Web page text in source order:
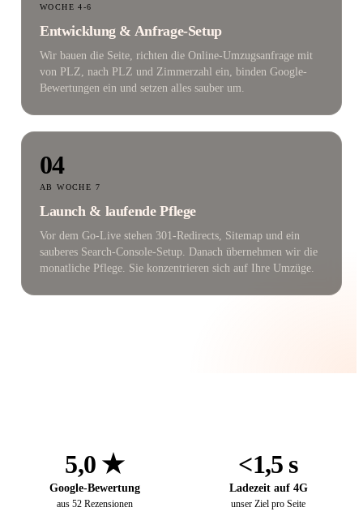
WOCHE 4-6
Entwicklung & Anfrage-Setup
Wir bauen die Seite, richten die Online-Umzugsanfrage mit
von PLZ, nach PLZ und Zimmerzahl ein, binden Google-
Bewertungen ein und setzen alles sauber um.
04
AB WOCHE 7
Launch & laufende Pflege
Vor dem Go-Live stehen 301-Redirects, Sitemap und ein
sauberes Search-Console-Setup. Danach übernehmen wir die
monatliche Pflege. Sie konzentrieren sich auf Ihre Umzüge.
5,0 ★
Google-Bewertung
aus 52 Rezensionen
<1,5 s
Ladezeit auf 4G
unser Ziel pro Seite